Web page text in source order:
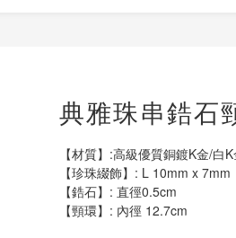
典雅珠串鋯石
【材質】:高級優質銅鍍K金/白
【珍珠綴飾】: L
【鋯石】: 直徑
【頸環】: 內徑 12.7cm